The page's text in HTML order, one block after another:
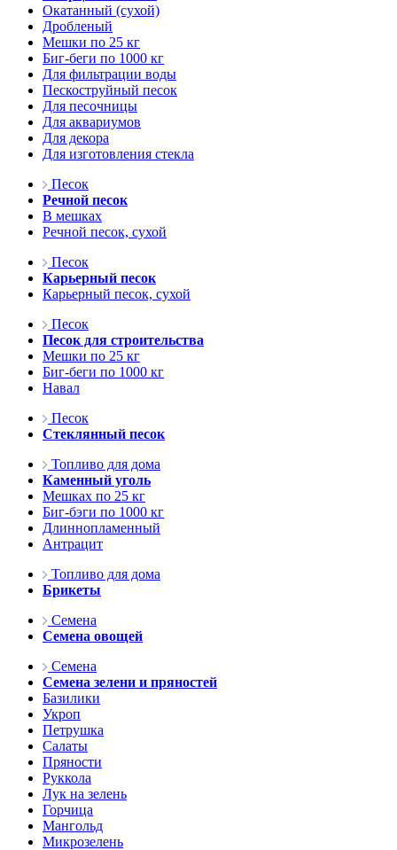
Окатанный (сухой)
Дробленый
Мешки по 25 кг
Биг-беги по 1000 кг
Для фильтрации воды
Пескоструйный песок
Для песочницы
Для аквариумов
Для декора
Для изготовления стекла
Песок
Речной песок
В мешках
Речной песок, сухой
Песок
Карьерный песок
Карьерный песок, сухой
Песок
Песок для строительства
Мешки по 25 кг
Биг-беги по 1000 кг
Навал
Песок
Стеклянный песок
Топливо для дома
Каменный уголь
Мешках по 25 кг
Биг-бэги по 1000 кг
Длиннопламенный
Антрацит
Топливо для дома
Брикеты
Семена
Семена овощей
Семена
Семена зелени и пряностей
Базилики
Укроп
Петрушка
Салаты
Пряности
Руккола
Лук на зелень
Горчица
Мангольд
Микрозелень